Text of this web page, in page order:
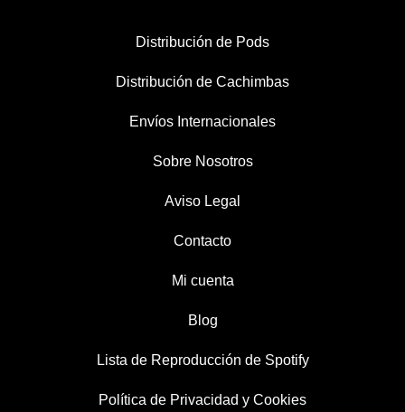
Distribución de Pods
Distribución de Cachimbas
Envíos Internacionales
Sobre Nosotros
Aviso Legal
Contacto
Mi cuenta
Blog
Lista de Reproducción de Spotify
Política de Privacidad y Cookies